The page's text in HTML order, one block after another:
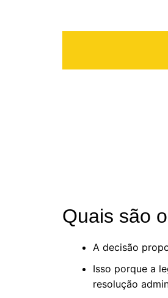
Quais são
A decisão
Isso porque a
resolução